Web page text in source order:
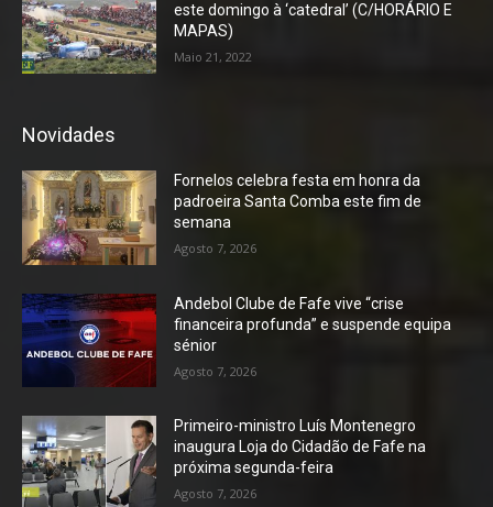
este domingo à ‘catedral’ (C/HORÁRIO E
MAPAS)
Maio 21, 2022
Novidades
Fornelos celebra festa em honra da
padroeira Santa Comba este fim de
semana
Agosto 7, 2026
Andebol Clube de Fafe vive “crise
financeira profunda” e suspende equipa
sénior
Agosto 7, 2026
Primeiro-ministro Luís Montenegro
inaugura Loja do Cidadão de Fafe na
próxima segunda-feira
Agosto 7, 2026